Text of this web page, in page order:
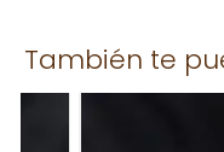
Solo los usuarios
producto pueden
También te